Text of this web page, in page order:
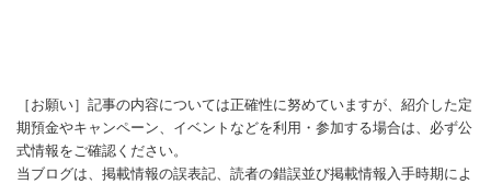
［お願い］記事の内容については正確性に努めていますが、紹介した定
期預金やキャンペーン、イベントなどを利用・参加する場合は、必ず公
式情報をご確認ください。
当ブログは、掲載情報の誤表記、読者の錯誤並び掲載情報入手時期によ